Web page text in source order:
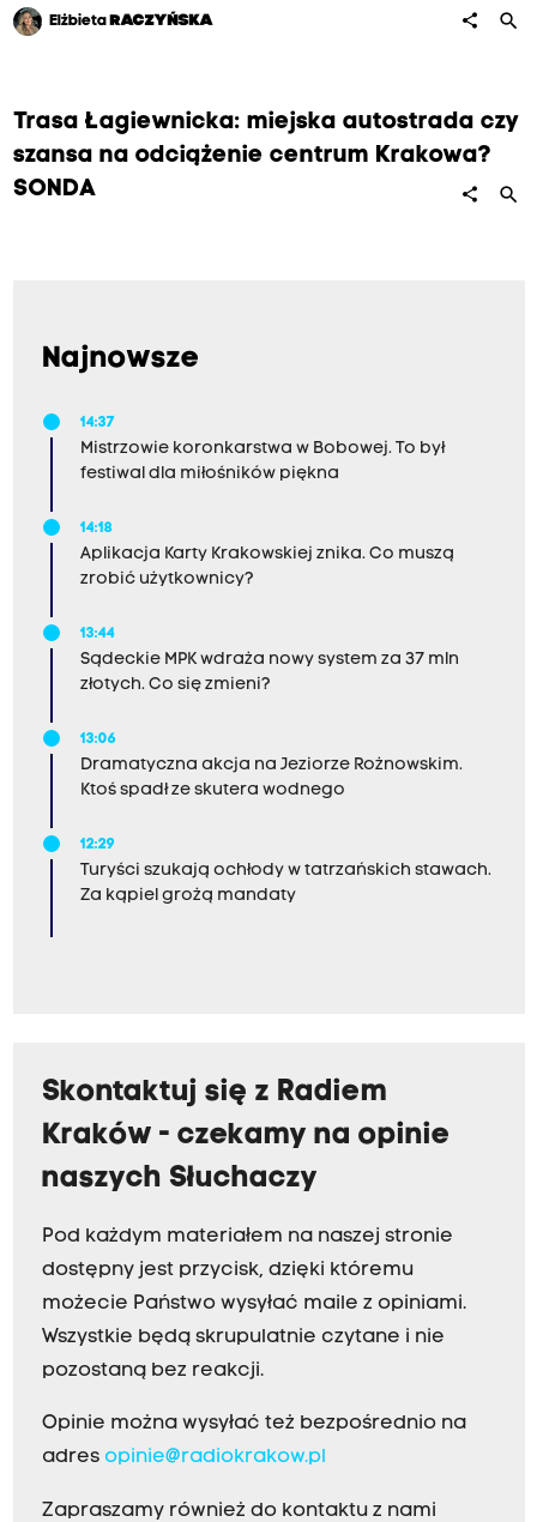
Elżbieta RACZYŃSKA share search
Trasa Łagiewnicka: miejska autostrada czy
szansa na odciążenie centrum Krakowa?
SONDA
share search
Najnowsze
14:37
Mistrzowie koronkarstwa w Bobowej. To był
festiwal dla miłośników piękna
14:18
Aplikacja Karty Krakowskiej znika. Co muszą
zrobić użytkownicy?
13:44
Sądeckie MPK wdraża nowy system za 37 mln
złotych. Co się zmieni?
13:06
Dramatyczna akcja na Jeziorze Rożnowskim.
Ktoś spadł ze skutera wodnego
12:29
Turyści szukają ochłody w tatrzańskich stawach.
Za kąpiel grożą mandaty
Skontaktuj się z Radiem
Kraków - czekamy na opinie
naszych Słuchaczy
Pod każdym materiałem na naszej stronie
dostępny jest przycisk, dzięki któremu
możecie Państwo wysyłać maile z opiniami.
Wszystkie będą skrupulatnie czytane i nie
pozostaną bez reakcji.
Opinie można wysyłać też bezpośrednio na
adres opinie@radiokrakow.pl
Zapraszamy również do kontaktu z nami